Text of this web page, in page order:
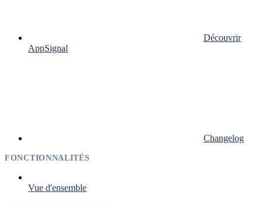
Découvrir
AppSignal
Changelog
FONCTIONNALITÉS
Vue d'ensemble